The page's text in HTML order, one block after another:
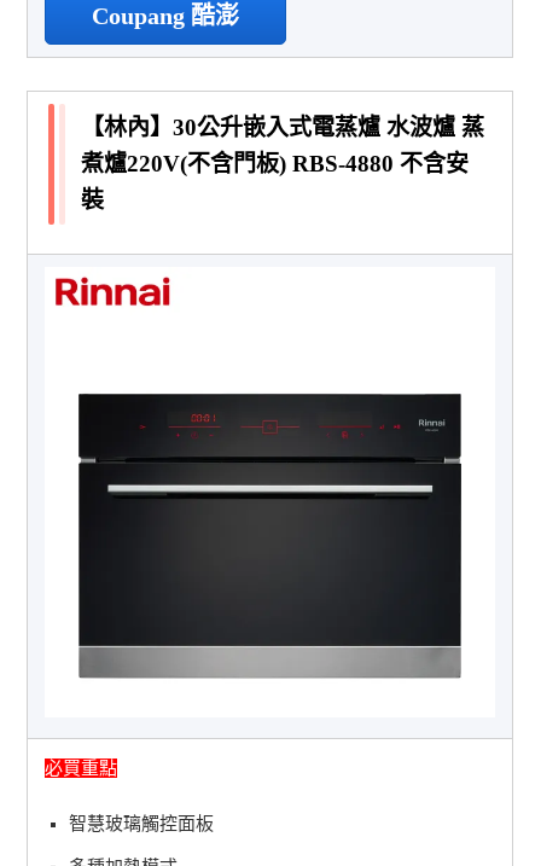
Coupang 酷澎
【林內】30公升嵌入式電蒸爐 水波爐 蒸
煮爐220V(不含門板) RBS-4880 不含安
裝
必買重點
智慧玻璃觸控面板